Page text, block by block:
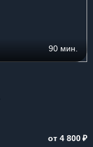
90 мин.
от 4 800₽